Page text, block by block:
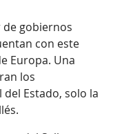
de gobiernos
con este
Europa. Una
los
Estado, solo la